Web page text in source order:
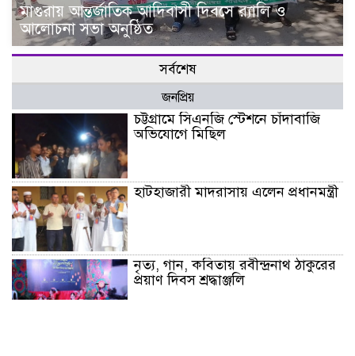
মাগুরায় আন্তর্জাতিক আদিবাসী দিবসে র‍্যালি ও
আলোচনা সভা অনুষ্ঠিত
সর্বশেষ
জনপ্রিয়
চট্টগ্রামে সিএনজি স্টেশনে চাঁদাবাজি
অভিযোগে মিছিল
হাটহাজারী মাদরাসায় এলেন প্রধানমন্ত্রী
নৃত্য, গান, কবিতায় রবীন্দ্রনাথ ঠাকুরের
প্রয়াণ দিবস শ্রদ্ধাঞ্জলি